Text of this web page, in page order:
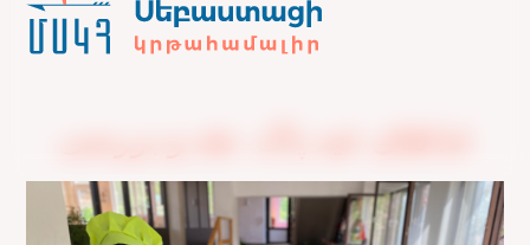
غذاهای عید پاک. نقد و بررسی